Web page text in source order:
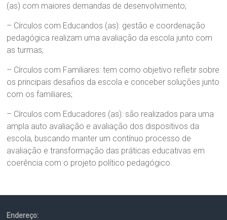
(as) com maiores demandas de desenvolvimento;
– Círculos com Educandos (as): gestão e coordenação
pedagógica realizam uma avaliação da escola junto com
as turmas;
– Círculos com Familiares: tem como objetivo refletir sobre
os principais desafios da escola e conceber soluções junto
com os familiares;
– Círculos com Educadores (as): são realizados para uma
ampla auto avaliação e avaliação dos dispositivos da
escola, buscando manter um contínuo processo de
avaliação e transformação das práticas educativas em
coerência com o projeto político pedagógico.
Endereço: